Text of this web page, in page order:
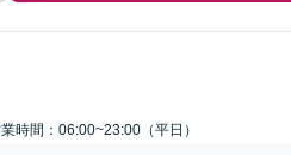
時間：06:00~23:00（平日）